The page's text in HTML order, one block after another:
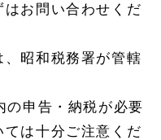
お問い合わせくだ
昭和税務署が管轄
の申告・納税が必要
ては十分ご注意くだ